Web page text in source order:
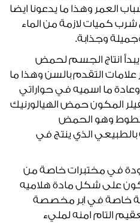
وهذا ما يدعونا ايضا
كميات لازمة من الماء
وجذابة.
يبدأ انتاج الجسم لحمض
علامات التقدم بالسن وهذا ما
ما اسميه في حواراتي
المكون حمض الهيالورنيك
وهو الحمض
بالطبيعي الذي ينتج في
في مختبرات خاصة من
على شكل مادة هلاميه
خاصة في ابر مخصصة
التام امنه لمليء